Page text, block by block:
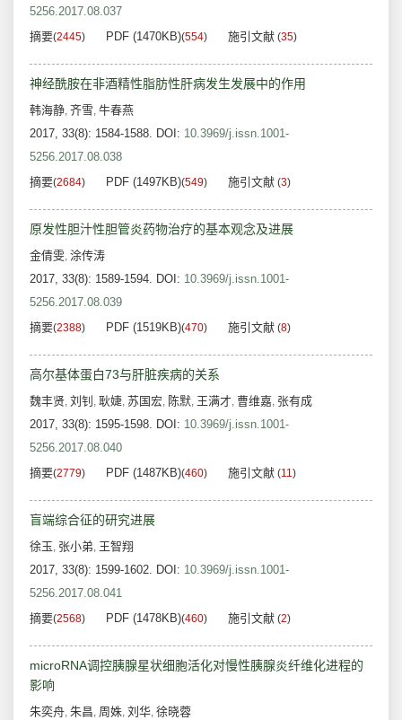
5256.2017.08.037
摘要(2445) PDF (1470KB)(554) 施引文献 (35)
神经酰胺在非酒精性脂肪性肝病发生发展中的作用
韩海静, 齐雪, 牛春燕
2017, 33(8): 1584-1588. DOI: 10.3969/j.issn.1001-
5256.2017.08.038
摘要(2684) PDF (1497KB)(549) 施引文献 (3)
原发性胆汁性胆管炎药物治疗的基本观念及进展
金倩雯, 涂传涛
2017, 33(8): 1589-1594. DOI: 10.3969/j.issn.1001-
5256.2017.08.039
摘要(2388) PDF (1519KB)(470) 施引文献 (8)
高尔基体蛋白73与肝脏疾病的关系
魏丰贤, 刘钊 , 耿婕, 苏国宏, 陈默, 王满才, 曹维嘉, 张有成
2017, 33(8): 1595-1598. DOI: 10.3969/j.issn.1001-
5256.2017.08.040
摘要(2779) PDF (1487KB)(460) 施引文献 (11)
盲端综合征的研究进展
徐玉, 张小弟, 王智翔
2017, 33(8): 1599-1602. DOI: 10.3969/j.issn.1001-
5256.2017.08.041
摘要(2568) PDF (1478KB)(460) 施引文献 (2)
microRNA调控胰腺星状细胞活化对慢性胰腺炎纤维化进程的
影响
朱奕舟, 朱昌, 周姝, 刘华, 徐晓蓉